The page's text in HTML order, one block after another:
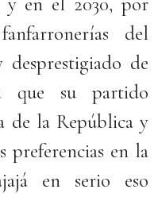
del
de
que su partido
de la República y
preferencias en la
en serio eso